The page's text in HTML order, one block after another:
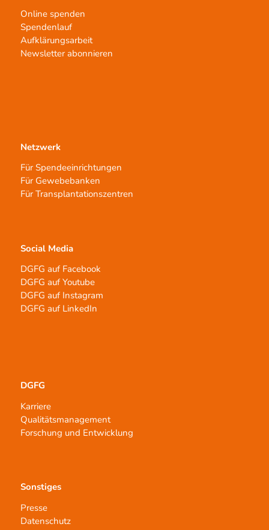
Online spenden
Spendenlauf
Aufklärungsarbeit
Newsletter abonnieren
Netzwerk
Für Spendeeinrichtungen
Für Gewebebanken
Für Transplantationszentren
Social Media
DGFG auf Facebook
DGFG auf Youtube
DGFG auf Instagram
DGFG auf LinkedIn
DGFG
Karriere
Qualitätsmanagement
Forschung und Entwicklung
Sonstiges
Presse
Datenschutz